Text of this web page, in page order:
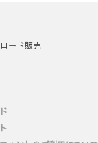
ード販売